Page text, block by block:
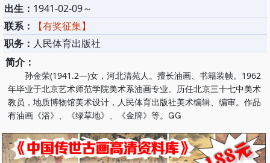
出生： 1941-02-09～
联系：
【有奖征集】
职务： 人民体育出版社
简介：
孙金荣(1941.2—)女，河北清苑人。擅长油画、书籍装帧。1962
年毕业于北京艺术师范学院美术系油画专业。历任北京三十七中美术
教员，地质博物馆美术设计，人民体育出版社美术编辑、编审。作品
有油画《浴》、《绿草地》、《金牌》等。